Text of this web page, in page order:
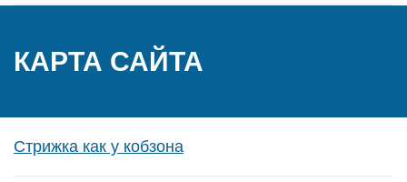
КАРТА САЙТА
Стрижка как у кобзона